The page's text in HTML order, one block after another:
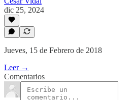
dic 25, 2024
Jueves, 15 de Febrero de 2018
Leer →
Comentarios